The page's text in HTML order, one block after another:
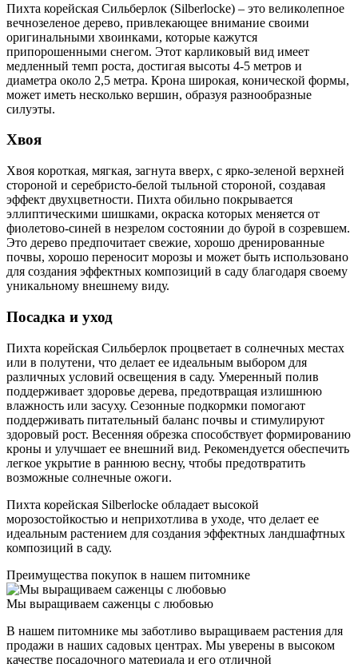
Пихта корейская Сильберлок (Silberlocke) – это великолепное
вечнозеленое дерево, привлекающее внимание своими
оригинальными хвоинками, которые кажутся
припорошенными снегом. Этот карликовый вид имеет
медленный темп роста, достигая высоты 4-5 метров и
диаметра около 2,5 метра. Крона широкая, конической формы,
может иметь несколько вершин, образуя разнообразные
силуэты.
Хвоя
Хвоя короткая, мягкая, загнута вверх, с ярко-зеленой верхней
стороной и серебристо-белой тыльной стороной, создавая
эффект двухцветности. Пихта обильно покрывается
эллиптическими шишками, окраска которых меняется от
фиолетово-синей в незрелом состоянии до бурой в созревшем.
Это дерево предпочитает свежие, хорошо дренированные
почвы, хорошо переносит морозы и может быть использовано
для создания эффектных композиций в саду благодаря своему
уникальному внешнему виду.
Посадка и уход
Пихта корейская Сильберлок процветает в солнечных местах
или в полутени, что делает ее идеальным выбором для
различных условий освещения в саду. Умеренный полив
поддерживает здоровье дерева, предотвращая излишнюю
влажность или засуху. Сезонные подкормки помогают
поддерживать питательный баланс почвы и стимулируют
здоровый рост. Весенняя обрезка способствует формированию
кроны и улучшает ее внешний вид. Рекомендуется обеспечить
легкое укрытие в раннюю весну, чтобы предотвратить
возможные солнечные ожоги.
Пихта корейская Silberlocke обладает высокой
морозостойкостью и неприхотлива в уходе, что делает ее
идеальным растением для создания эффектных ландшафтных
композиций в саду.
Преимущества покупок в нашем питомнике
Мы выращиваем саженцы с любовью
В нашем питомнике мы заботливо выращиваем растения для
продажи в наших садовых центрах. Мы уверены в высоком
качестве посадочного материала и его отличной